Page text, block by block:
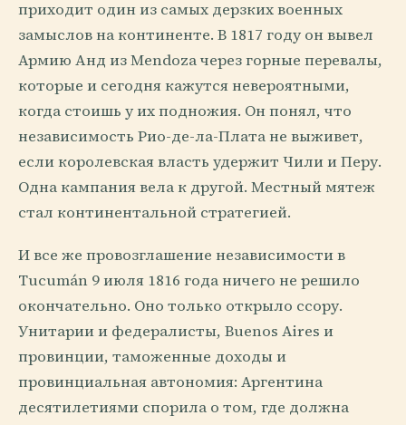
приходит один из самых дерзких военных
замыслов на континенте. В 1817 году он вывел
Армию Анд из Mendoza через горные перевалы,
которые и сегодня кажутся невероятными,
когда стоишь у их подножия. Он понял, что
независимость Рио-де-ла-Плата не выживет,
если королевская власть удержит Чили и Перу.
Одна кампания вела к другой. Местный мятеж
стал континентальной стратегией.
И все же провозглашение независимости в
Tucumán 9 июля 1816 года ничего не решило
окончательно. Оно только открыло ссору.
Унитарии и федералисты, Buenos Aires и
провинции, таможенные доходы и
провинциальная автономия: Аргентина
десятилетиями спорила о том, где должна